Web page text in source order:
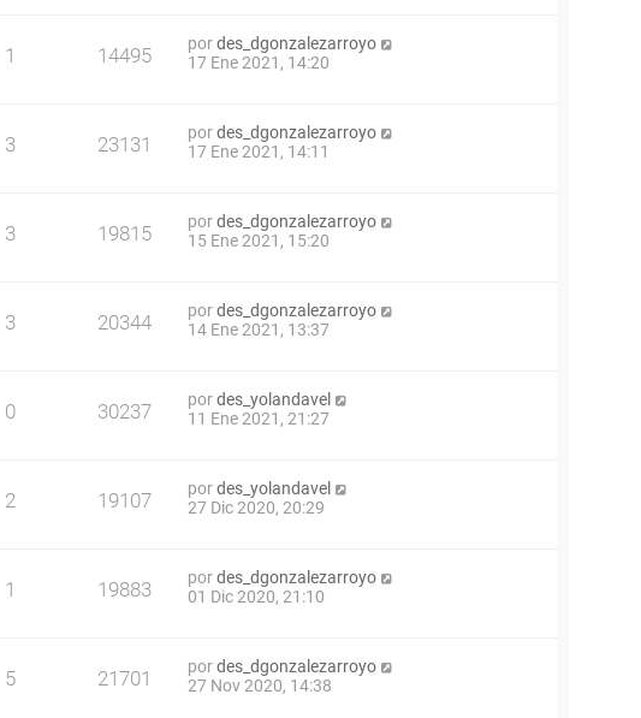
1 14495 pordes_dgonzalezarroyo
17 Ene 2021, 14:20
3 23131 pordes_dgonzalezarroyo
17 Ene 2021, 14:11
3 19815 pordes_dgonzalezarroyo
15 Ene 2021, 15:20
3 20344 pordes_dgonzalezarroyo
14 Ene 2021, 13:37
0 30237 pordes_yolandavel
11 Ene 2021, 21:27
2 19107 pordes_yolandavel
27 Dic 2020, 20:29
1 19883 pordes_dgonzalezarroyo
01 Dic 2020, 21:10
5 21701 pordes_dgonzalezarroyo
27 Nov 2020, 14:38